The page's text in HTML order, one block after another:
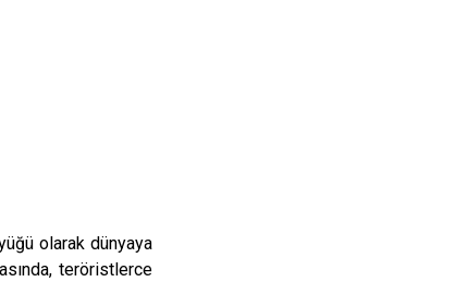
olarak dünyaya
teröristlerce